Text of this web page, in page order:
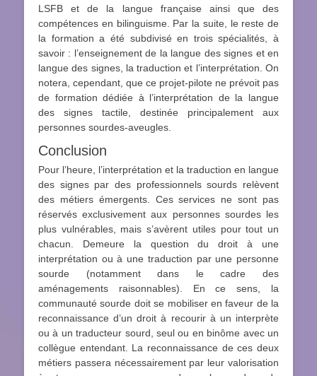
LSFB et de la langue française ainsi que des
compétences en bilinguisme. Par la suite, le reste de
la formation a été subdivisé en trois spécialités, à
savoir : l’enseignement de la langue des signes et en
langue des signes, la traduction et l’interprétation. On
notera, cependant, que ce projet-pilote ne prévoit pas
de formation dédiée à l’interprétation de la langue
des signes tactile, destinée principalement aux
personnes sourdes-aveugles.
Conclusion
Pour l’heure, l’interprétation et la traduction en langue
des signes par des professionnels sourds relèvent
des métiers émergents. Ces services ne sont pas
réservés exclusivement aux personnes sourdes les
plus vulnérables, mais s’avèrent utiles pour tout un
chacun. Demeure la question du droit à une
interprétation ou à une traduction par une personne
sourde (notamment dans le cadre des
aménagements raisonnables). En ce sens, la
communauté sourde doit se mobiliser en faveur de la
reconnaissance d’un droit à recourir à un interprète
ou à un traducteur sourd, seul ou en binôme avec un
collègue entendant. La reconnaissance de ces deux
métiers passera nécessairement par leur valorisation